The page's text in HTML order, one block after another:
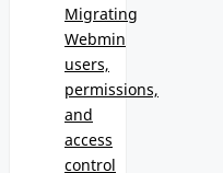
Migrating
Webmin
users,
permissions,
and
access
control